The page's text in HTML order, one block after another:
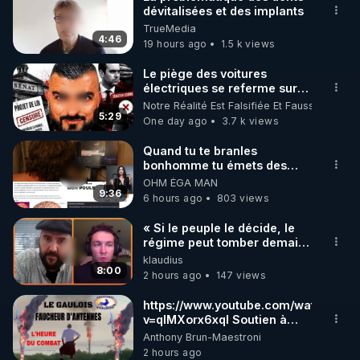
🌱 INSTAGRAM
https://www.instagram.com/rdlr_thierrycasasnovas/
http://rgnr.li/instagram
🌱 LA NEWSLETTER
Pour ne pas rater l’actualité RGNR (stages,
http://rgnr.li/news
🌱 VIDÉOS NON CENSURÉES SUR ODYSEE
Toutes les vidéos Youtube sont aussi sur la
http://rgnr.li/odysee
🌱 LES STAGES EN PRÉSENTIEL
http://rgnr.li/stages
4:46
dévitalisées et des implants
TrueMedia
19 hours ago
1.5 k views
5:29
Le piège des voitures
électriques se referme sur
les usagers !
Notre Réalité Est Falsifiée Et Fausse
One day ago
3.7 k views
9:36
Quand tu te branles
bonhomme tu émets des
ondes ils ont juste omis de
t'expliquer
OHM ÉGA MAN
6 hours ago
803 views
8:00
« Si le peuple le décide, le
régime peut tomber demain !
»
klaudius
2 hours ago
147 views
https://www.youtube.com/watch?
v=qlMXorx6xqI Soutien à
tous les gardiens du Vivant
Anthony Brun-Maestroni
2 hours ago